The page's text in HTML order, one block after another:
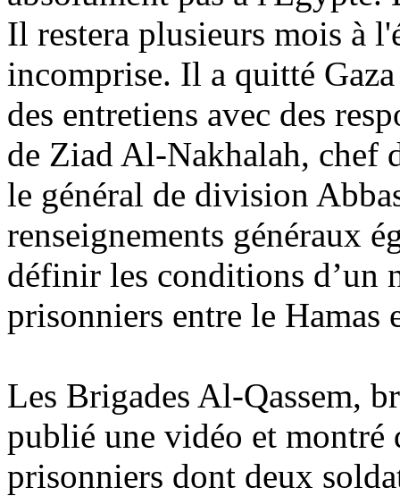
Il restera plusieurs mois à
incomprise. Il a quitté
des entretiens avec des
de Ziad Al-Nakhalah, chef
le général de division
renseignements généraux
définir les conditions d’un
prisonniers entre le Hamas
Les Brigades Al-Qassem,
publié une vidéo et montré
prisonniers dont deux